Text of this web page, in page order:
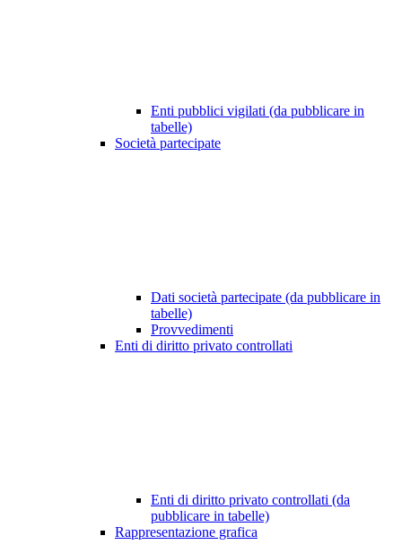
Enti pubblici vigilati (da pubblicare in
tabelle)
Società partecipate
Dati società partecipate (da pubblicare in
tabelle)
Provvedimenti
Enti di diritto privato controllati
Enti di diritto privato controllati (da
pubblicare in tabelle)
Rappresentazione grafica